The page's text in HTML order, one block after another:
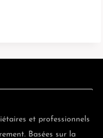
et professionnels
Basées sur la